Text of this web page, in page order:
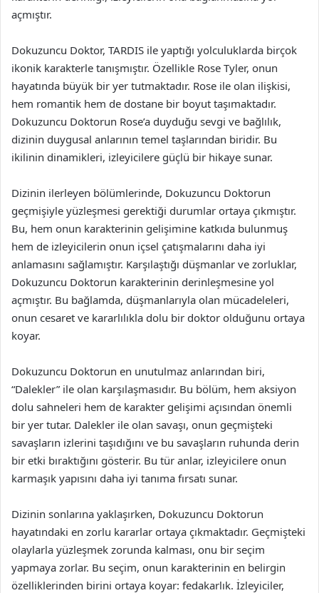
açmıştır.
Dokuzuncu Doktor, TARDIS ile yaptığı yolculuklarda birçok
ikonik karakterle tanışmıştır. Özellikle Rose Tyler, onun
hayatında büyük bir yer tutmaktadır. Rose ile olan ilişkisi,
hem romantik hem de dostane bir boyut taşımaktadır.
Dokuzuncu Doktorun Rose’a duyduğu sevgi ve bağlılık,
dizinin duygusal anlarının temel taşlarından biridir. Bu
ikilinin dinamikleri, izleyicilere güçlü bir hikaye sunar.
Dizinin ilerleyen bölümlerinde, Dokuzuncu Doktorun
geçmişiyle yüzleşmesi gerektiği durumlar ortaya çıkmıştır.
Bu, hem onun karakterinin gelişimine katkıda bulunmuş
hem de izleyicilerin onun içsel çatışmalarını daha iyi
anlamasını sağlamıştır. Karşılaştığı düşmanlar ve zorluklar,
Dokuzuncu Doktorun karakterinin derinleşmesine yol
açmıştır. Bu bağlamda, düşmanlarıyla olan mücadeleleri,
onun cesaret ve kararlılıkla dolu bir doktor olduğunu ortaya
koyar.
Dokuzuncu Doktorun en unutulmaz anlarından biri,
“Dalekler” ile olan karşılaşmasıdır. Bu bölüm, hem aksiyon
dolu sahneleri hem de karakter gelişimi açısından önemli
bir yer tutar. Dalekler ile olan savaşı, onun geçmişteki
savaşların izlerini taşıdığını ve bu savaşların ruhunda derin
bir etki bıraktığını gösterir. Bu tür anlar, izleyicilere onun
karmaşık yapısını daha iyi tanıma fırsatı sunar.
Dizinin sonlarına yaklaşırken, Dokuzuncu Doktorun
hayatındaki en zorlu kararlar ortaya çıkmaktadır. Geçmişteki
olaylarla yüzleşmek zorunda kalması, onu bir seçim
yapmaya zorlar. Bu seçim, onun karakterinin en belirgin
özelliklerinden birini ortaya koyar: fedakarlık. İzleyiciler,